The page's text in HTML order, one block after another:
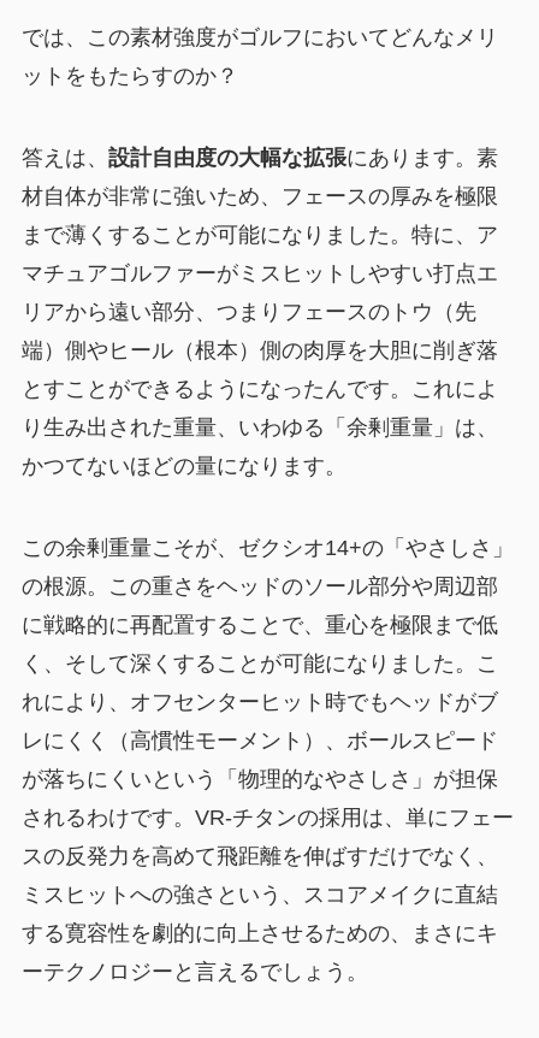
では、この素材強度がゴルフにおいてどんなメリ
ットをもたらすのか？
答えは、 設計自由度の大幅な拡張にあります。素
材自体が非常に強いため、フェースの厚みを極限
まで薄くすることが可能になりました。特に、ア
マチュアゴルファーがミスヒットしやすい打点エ
リアから遠い部分、つまりフェースのトウ（先
端）側やヒール（根本）側の肉厚を大胆に削ぎ落
とすことができるようになったんです。これによ
り生み出された重量、いわゆる「余剰重量」は、
かつてないほどの量になります。
この余剰重量こそが、ゼクシオ14+の「やさしさ」
の根源。この重さをヘッドのソール部分や周辺部
に戦略的に再配置することで、重心を極限まで低
く、そして深くすることが可能になりました。こ
れにより、オフセンターヒット時でもヘッドがブ
レにくく（高慣性モーメント）、ボールスピード
が落ちにくいという「物理的なやさしさ」が担保
されるわけです。VR-チタンの採用は、単にフェー
スの反発力を高めて飛距離を伸ばすだけでなく、
ミスヒットへの強さという、スコアメイクに直結
する寛容性を劇的に向上させるための、まさにキ
ーテクノロジーと言えるでしょう。